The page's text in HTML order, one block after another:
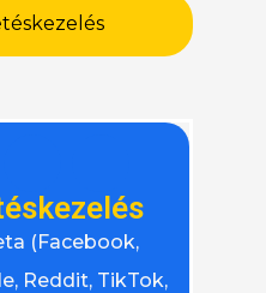
(Facebook,
Reddit, TikTok,